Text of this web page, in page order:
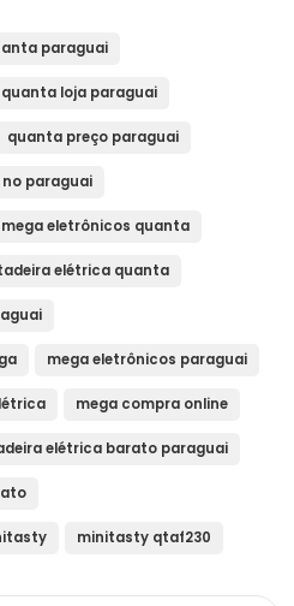
paraguai
quanta loja paraguai
quanta preço paraguai
paraguai
mega eletrônicos quanta
elétrica quanta
mega eletrônicos paraguai
mega compra online
elétrica barato paraguai
minitasty qtaf230